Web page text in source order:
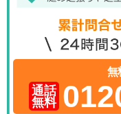
無
通話
無料